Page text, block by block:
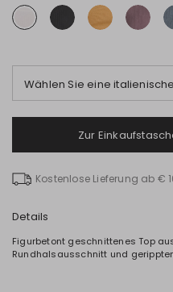
Wählen Sie eine
Zur
Kostenlose Lieferung ab €
Details
Figurbetont geschnittenes Top
Rundhalsausschnitt und